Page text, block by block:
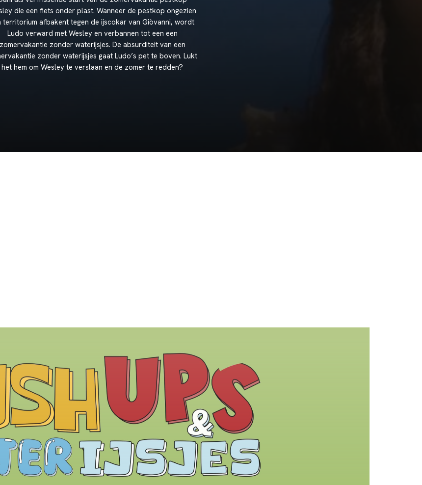
die een fiets onder plast. Wanneer de pestkop ongezien
territorium afbakent tegen de ijscokar van Giòvanni, wordt
Ludo verward met Wesley en verbannen tot een een
zomervakantie zonder waterijsjes. De absurditeit van een
zonder waterijsjes gaat Ludo’s pet te boven. Lukt
het hem om Wesley te verslaan en de zomer te redden?